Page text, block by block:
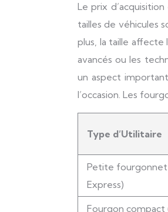
Le prix
tailles de véhicules
plus, la taille
avancés ou les
un aspect
l’occasion. Les
Type d’Utilitaire
Petite
Express)
Fourgon compact